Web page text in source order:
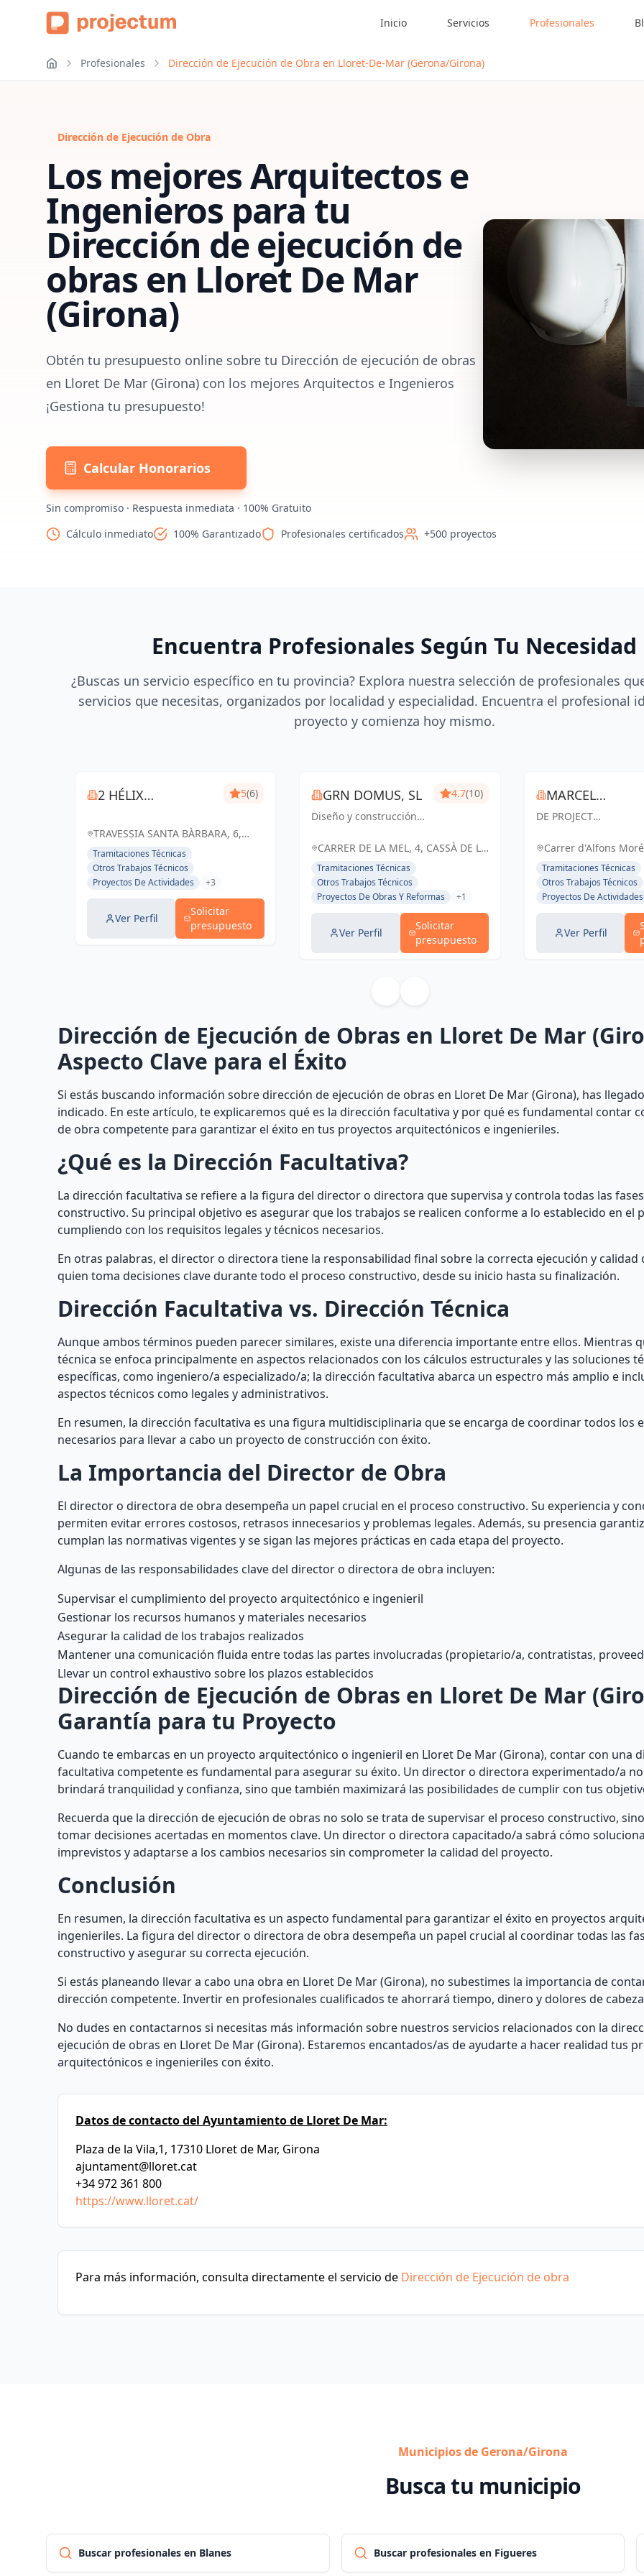
Inicio Servicios Profesionales
Profesionales Dirección de Ejecución de Obra en Lloret-De-Mar (Gerona/Girona)
Dirección de Ejecución de Obra
Los mejores Arquitectos e
Ingenieros para tu
Dirección de ejecución de
obras en Lloret De Mar
(Girona)
Obtén tu presupuesto online sobre tu Dirección de ejecución de obras
en Lloret De Mar (Girona) con los mejores Arquitectos e Ingenieros
¡Gestiona tu presupuesto!
Calcular Honorarios
Sin compromiso · Respuesta inmediata · 100% Gratuito
Cálculo inmediato
100% Garantizado Profesionales certificados +500 proyectos
Encuentra Profesionales Según Tu Necesidad
¿Buscas un servicio específico en tu provincia? Explora nuestra selección de profesionales
servicios que necesitas, organizados por localidad y especialidad. Encuentra el profesional
proyecto y comienza hoy mismo.
2 HÉLIX
5(6)
TRAVESSIA SANTA BÀRBARA, 6,
BLANES, ESPAÑA, España
Tramitaciones Técnicas
Otros Trabajos Técnicos
Proyectos De Actividades
+3
Ver Perfil
Solicitar
presupuesto
GRN DOMUS, SL
Diseño y construcción
Arquitectura, creando
funcionales para un
futuro sostenible.
4.7(10)
CARRER DE LA MEL, 4, CASSÀ DE LA
SELVA, ESPAÑA, España
Tramitaciones Técnicas
Otros Trabajos Técnicos
Proyectos De Obras Y Reformas
+1
Ver Perfil
Solicitar
presupuesto
MARCEL
TORRENTA
DE PROJECT
una compañía de
Facility Management,
Consultoría y Dirección
de Obras en proyectos
de construcción, que
gestiona y li...
Carrer d'Alfons
Espanya, España
Tramitaciones Técnicas
Otros Trabajos Técnicos
Proyectos De Actividades
Ver Perfil
Dirección de Ejecución de Obras en Lloret De Mar
Aspecto Clave para el Éxito
Si estás buscando información sobre dirección de ejecución de obras en Lloret De Mar (Girona), has
indicado. En este artículo, te explicaremos qué es la dirección facultativa y por qué es fundamental contar
de obra competente para garantizar el éxito en tus proyectos arquitectónicos e ingenieriles.
¿Qué es la Dirección Facultativa?
La dirección facultativa se refiere a la figura del director o directora que supervisa y controla todas las
constructivo. Su principal objetivo es asegurar que los trabajos se realicen conforme a lo establecido en el
cumpliendo con los requisitos legales y técnicos necesarios.
En otras palabras, el director o directora tiene la responsabilidad final sobre la correcta ejecución y calidad
quien toma decisiones clave durante todo el proceso constructivo, desde su inicio hasta su finalización.
Dirección Facultativa vs. Dirección Técnica
Aunque ambos términos pueden parecer similares, existe una diferencia importante entre ellos. Mientras
técnica se enfoca principalmente en aspectos relacionados con los cálculos estructurales y las soluciones
específicas, como ingeniero/a especializado/a; la dirección facultativa abarca un espectro más amplio e
aspectos técnicos como legales y administrativos.
En resumen, la dirección facultativa es una figura multidisciplinaria que se encarga de coordinar todos los
necesarios para llevar a cabo un proyecto de construcción con éxito.
La Importancia del Director de Obra
El director o directora de obra desempeña un papel crucial en el proceso constructivo. Su experiencia y
permiten evitar errores costosos, retrasos innecesarios y problemas legales. Además, su presencia
cumplan las normativas vigentes y se sigan las mejores prácticas en cada etapa del proyecto.
Algunas de las responsabilidades clave del director o directora de obra incluyen:
Supervisar el cumplimiento del proyecto arquitectónico e ingenieril
Gestionar los recursos humanos y materiales necesarios
Asegurar la calidad de los trabajos realizados
Mantener una comunicación fluida entre todas las partes involucradas (propietario/a, contratistas,
Llevar un control exhaustivo sobre los plazos establecidos
Dirección de Ejecución de Obras en Lloret De Mar
Garantía para tu Proyecto
Cuando te embarcas en un proyecto arquitectónico o ingenieril en Lloret De Mar (Girona), contar con una
facultativa competente es fundamental para asegurar su éxito. Un director o directora experimentado/a
brindará tranquilidad y confianza, sino que también maximizará las posibilidades de cumplir con tus
Recuerda que la dirección de ejecución de obras no solo se trata de supervisar el proceso constructivo,
tomar decisiones acertadas en momentos clave. Un director o directora capacitado/a sabrá cómo
imprevistos y adaptarse a los cambios necesarios sin comprometer la calidad del proyecto.
Conclusión
En resumen, la dirección facultativa es un aspecto fundamental para garantizar el éxito en proyectos
ingenieriles. La figura del director o directora de obra desempeña un papel crucial al coordinar todas las
constructivo y asegurar su correcta ejecución.
Si estás planeando llevar a cabo una obra en Lloret De Mar (Girona), no subestimes la importancia de
dirección competente. Invertir en profesionales cualificados te ahorrará tiempo, dinero y dolores de
No dudes en contactarnos si necesitas más información sobre nuestros servicios relacionados con la
ejecución de obras en Lloret De Mar (Girona). Estaremos encantados/as de ayudarte a hacer realidad tus
arquitectónicos e ingenieriles con éxito.
Datos de contacto del Ayuntamiento de Lloret De Mar:
Plaza de la Vila,1, 17310 Lloret de Mar, Girona
ajuntament@lloret.cat
+34 972 361 800
https://www.lloret.cat/
Para más información, consulta directamente el servicio de Dirección de Ejecución de obra
Municipios de Gerona/Girona
Busca tu municipio
Buscar profesionales en Blanes Buscar profesionales en Figueres